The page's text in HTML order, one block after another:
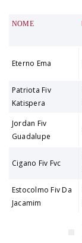
NOME
Eterno Ema
Patriota Fiv
Katispera
Jordan Fiv
Guadalupe
Cigano Fiv Fvc
Estocolmo Fiv Da
Jacamim